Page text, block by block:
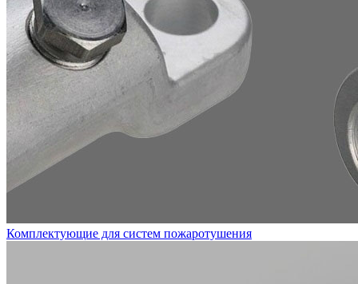
Комплектующие для систем пожаротушения